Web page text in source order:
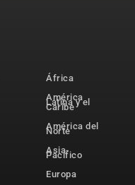
África
América
Latina y el
Caribe
América del
Norte
Asia-
Pacífico
Europa